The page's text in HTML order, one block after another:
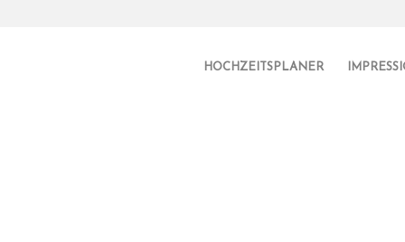
HOCHZEITSPLANER